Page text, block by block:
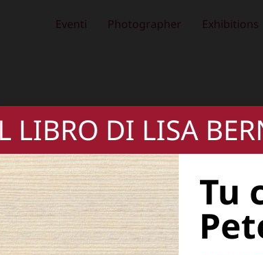
Eventi Photographer Exhibitions
LIBRO DI LISA
Tu